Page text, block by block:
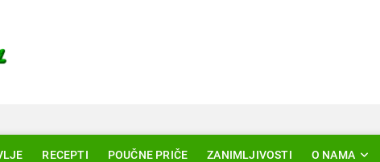
RECEPTI POUČNE PRIČE ZANIMLJIVOSTI O NAMA